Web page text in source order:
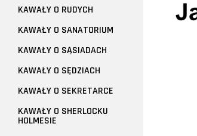
KAWAŁY O RUDYCH
KAWAŁY O SANATORIUM
KAWAŁY O SĄSIADACH
KAWAŁY O SĘDZIACH
KAWAŁY O SEKRETARCE
KAWAŁY O SHERLOCKU
HOLMESIE